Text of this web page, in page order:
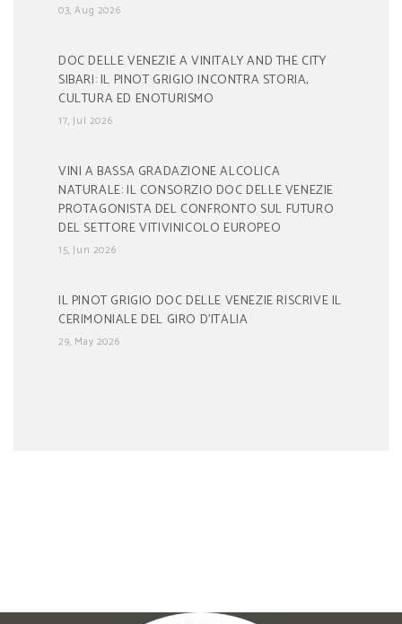
03, Aug 2026
DOC DELLE VENEZIE A VINITALY AND THE CITY
SIBARI: IL PINOT GRIGIO INCONTRA STORIA,
CULTURA ED ENOTURISMO
17, Jul 2026
VINI A BASSA GRADAZIONE ALCOLICA
NATURALE: IL CONSORZIO DOC DELLE VENEZIE
PROTAGONISTA DEL CONFRONTO SUL FUTURO
DEL SETTORE VITIVINICOLO EUROPEO
15, Jun 2026
IL PINOT GRIGIO DOC DELLE VENEZIE RISCRIVE IL
CERIMONIALE DEL GIRO D’ITALIA
29, May 2026